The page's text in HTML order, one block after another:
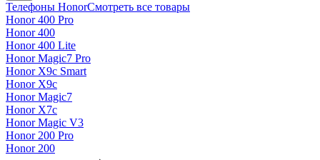
Телефоны HonorСмотреть все товары
Honor 400 Pro
Honor 400
Honor 400 Lite
Honor Magic7 Pro
Honor X9c Smart
Honor X9c
Honor Magic7
Honor X7c
Honor Magic V3
Honor 200 Pro
Honor 200